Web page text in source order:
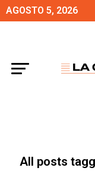
AGOSTO 5, 2026
All posts